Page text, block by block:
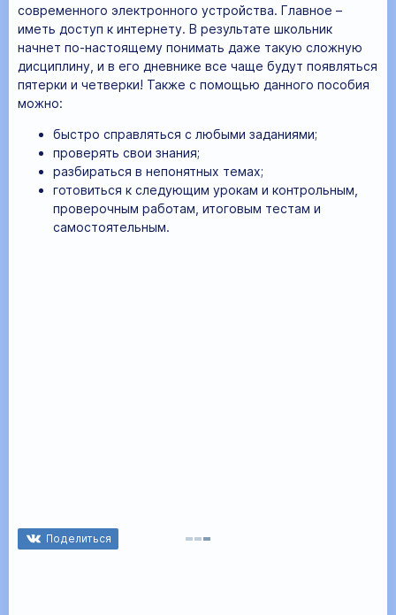
современного электронного устройства. Главное –
иметь доступ к интернету. В результате школьник
начнет по-настоящему понимать даже такую сложную
дисциплину, и в его дневнике все чаще будут появляться
пятерки и четверки! Также с помощью данного пособия
можно:
быстро справляться с любыми заданиями;
проверять свои знания;
разбираться в непонятных темах;
готовиться к следующим урокам и контрольным,
проверочным работам, итоговым тестам и
самостоятельным.
Поделиться